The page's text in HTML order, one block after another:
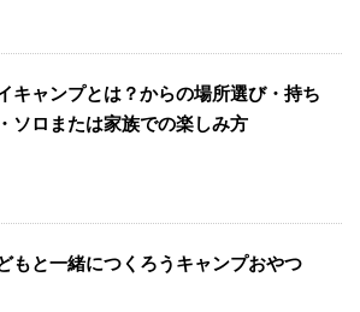
キャンプとは？からの場所選び・持ち
ソロまたは家族での楽しみ方
もと一緒につくろうキャンプおやつ